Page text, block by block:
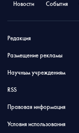
Новости События
Редакция
Размещение рекламы
Научным учреждениям
RSS
Правовая информация
Условия использования